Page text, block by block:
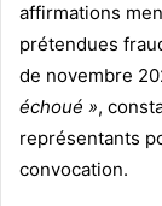
affirmations
prétendues
de novembre
échoué »,
représentants
convocation.